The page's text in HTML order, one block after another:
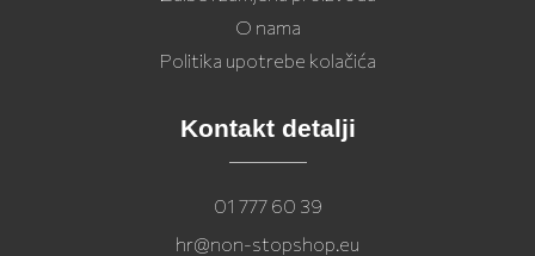
O nama
Politika upotrebe kolačića
Kontakt detalji
01 777 60 39
hr@non-stopshop.eu